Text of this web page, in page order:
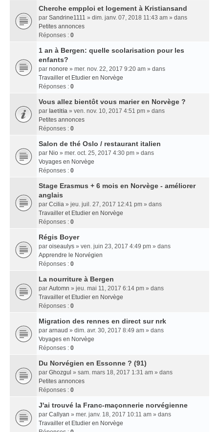
Cherche empploi et logement à Kristiansand
par Sandrine1111 » dim. janv. 07, 2018 11:43 am » dans
Petites annonces
Réponses : 0
1 an à Bergen: quelle scolarisation pour les
enfants?
par nonore » mer. nov. 22, 2017 9:20 am » dans
Travailler et Etudier en Norvège
Réponses : 0
Vous allez bientôt vous marier en Norvège ?
par laetitia » ven. nov. 10, 2017 4:51 pm » dans
Petites annonces
Réponses : 0
Salon de thé Oslo / restaurant italien
par Nio » mer. oct. 25, 2017 4:30 pm » dans
Voyages en Norvège
Réponses : 0
Stage Erasmus + 6 mois en Norvège - améliorer
anglais
par Ccilia » jeu. juil. 27, 2017 12:41 pm » dans
Travailler et Etudier en Norvège
Réponses : 0
Régis Boyer
par oiseaulys » ven. juin 23, 2017 4:49 pm » dans
Apprendre le Norvégien
Réponses : 0
La nourriture à Bergen
par Automn » jeu. mai 11, 2017 6:14 pm » dans
Travailler et Etudier en Norvège
Réponses : 0
Migration des rennes en direct sur nrk
par arnaud » dim. avr. 30, 2017 8:49 am » dans
Voyages en Norvège
Réponses : 0
Du Norvégien en Essonne ? (91)
par Ghozgul » sam. mars 18, 2017 1:31 am » dans
Petites annonces
Réponses : 0
J'ai trouvé la Franc-maçonnerie norvégienne
par Callyan » mer. janv. 18, 2017 10:11 am » dans
Travailler et Etudier en Norvège